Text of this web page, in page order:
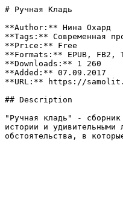
# Ручная Кладь
**Author:** Нина Охард
**Tags:** Современная
**Price:** Free
**Formats:** EPUB, FB2,
**Downloads:** 1 260
**Added:** 07.09.2017
**URL:** https://
## Description
"Ручная кладь" - сборник
истории и
обстоятельства, в